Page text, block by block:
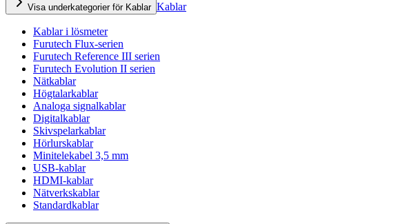
Visa underkategorier för Kablar Kablar
Kablar i lösmeter
Furutech Flux-serien
Furutech Reference III serien
Furutech Evolution II serien
Nätkablar
Högtalarkablar
Analoga signalkablar
Digitalkablar
Skivspelarkablar
Hörlurskablar
Minitelekabel 3,5 mm
USB-kablar
HDMI-kablar
Nätverkskablar
Standardkablar